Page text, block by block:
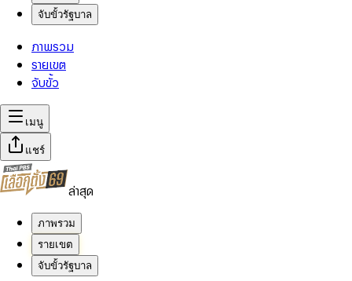
จับขั้วรัฐบาล
ภาพรวม
รายเขต
จับขั้ว
เมนู
แชร์
ล่าสุด
ภาพรวม
รายเขต
จับขั้วรัฐบาล